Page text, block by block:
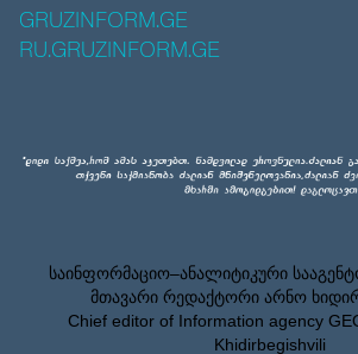
GRUZINFORM.GE
RU.GRUZINFORM.GE
საინფორმაციო–ანალიტიკური
მთავარი რედაქტორი არნო
Chief editor of Information agency
Khidirbegishvili